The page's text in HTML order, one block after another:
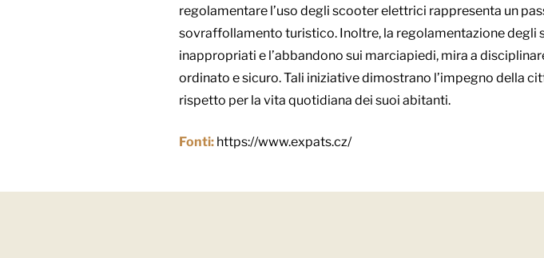
regolamentare l’uso degli scooter elettrici rappresenta un
sovraffollamento turistico. Inoltre, la regolamentazione degli
inappropriati e l’abbandono sui marciapiedi, mira a
ordinato e sicuro. Tali iniziative dimostrano l’impegno della
rispetto per la vita quotidiana dei suoi abitanti.
Fonti: https://www.expats.cz/